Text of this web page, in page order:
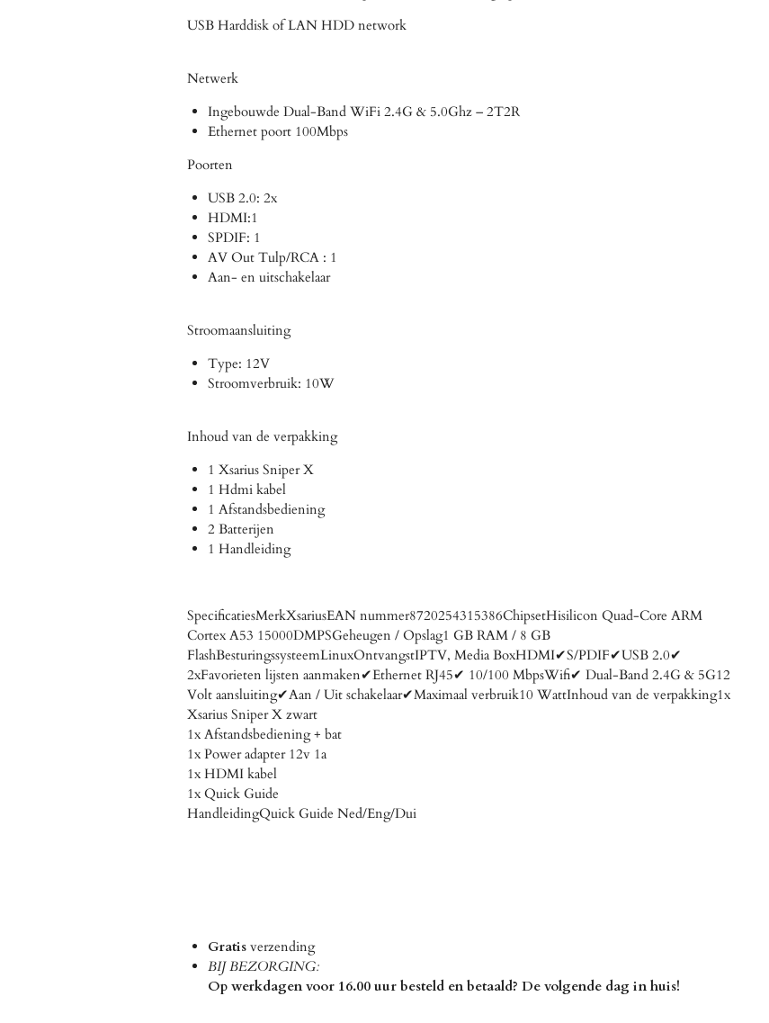
USB Harddisk of LAN HDD network
Netwerk
Ingebouwde Dual-Band WiFi 2.4G & 5.0Ghz – 2T2R
Ethernet poort 100Mbps
Poorten
USB 2.0: 2x
HDMI:1
SPDIF: 1
AV Out Tulp/RCA : 1
Aan- en uitschakelaar
Stroomaansluiting
Type: 12V
Stroomverbruik: 10W
Inhoud van de verpakking
1 Xsarius Sniper X
1 Hdmi kabel
1 Afstandsbediening
2 Batterijen
1 Handleiding
SpecificatiesMerkXsariusEAN nummer8720254315386ChipsetHisilicon Quad-Core ARM
Cortex A53 15000DMPSGeheugen / Opslag1 GB RAM / 8 GB
FlashBesturingssysteemLinuxOntvangstIPTV, Media BoxHDMI✔S/PDIF✔USB 2.0✔
2xFavorieten lijsten aanmaken✔Ethernet RJ45✔ 10/100 MbpsWifi✔ Dual-Band 2.4G & 5G12
Volt aansluiting✔Aan / Uit schakelaar✔Maximaal verbruik10 WattInhoud van de verpakking1x
Xsarius Sniper X zwart
1x Afstandsbediening + bat
1x Power adapter 12v 1a
1x HDMI kabel
1x Quick Guide
HandleidingQuick Guide Ned/Eng/Dui
Gratis verzending
BIJ BEZORGING:
Op werkdagen voor 16.00 uur besteld en betaald? De volgende dag in huis!